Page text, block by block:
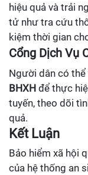
hiệu quả và trải
tử như tra cứu
kiệm thời gian
Cổng Dịch Vụ
Người dân có thể
BHXH để thực
tuyến, theo dõi
quả.
Kết Luận
Bảo hiểm xã hội
của hệ thống an